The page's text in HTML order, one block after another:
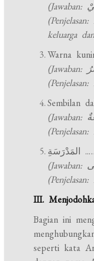
keluarga
Sembilan
Bagian ini
seperti kata